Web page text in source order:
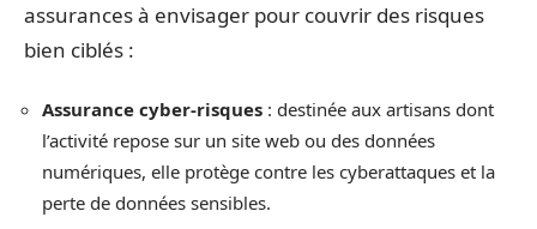
assurances à envisager pour couvrir des risques
bien ciblés :
Assurance cyber-risques : destinée aux artisans dont
l’activité repose sur un site web ou des données
numériques, elle protège contre les cyberattaques et la
perte de données sensibles.